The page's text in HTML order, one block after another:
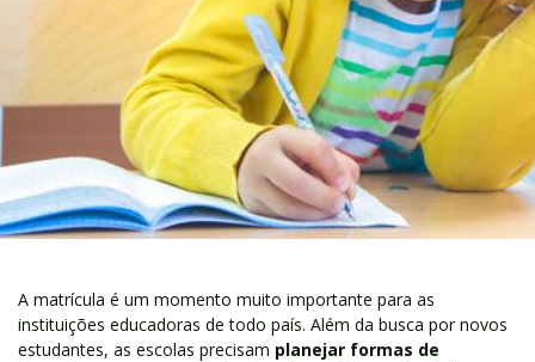
A matrícula é um momento muito importante para as
instituições educadoras de todo país. Além da busca por novos
estudantes, as escolas precisam planejar formas de